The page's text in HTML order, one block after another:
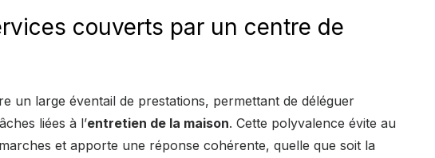
couverts par un centre de
un large éventail de prestations, permettant de déléguer
liées à l’entretien de la maison. Cette polyvalence évite au
et apporte une réponse cohérente, quelle que soit la